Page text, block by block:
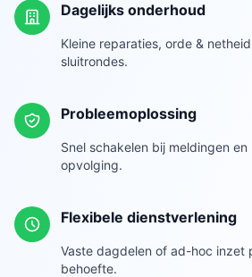
Dagelijks onderhoud
Kleine reparaties, orde &
sluitrondes.
Probleemoplossing
Snel schakelen bij meldingen
opvolging.
Flexibele dienstverlening
Vaste dagdelen of ad-hoc inzet
behoefte.